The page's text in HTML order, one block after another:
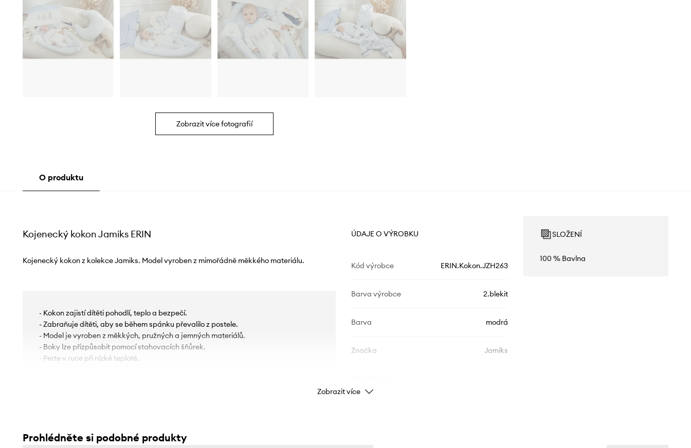
Zobrazit více fotografií
O produktu
Kojenecký kokon Jamiks ERIN
Kojenecký kokon z kolekce Jamiks. Model vyroben z mimořádně měkkého materiálu.
- Kokon zajistí dítěti pohodlí, teplo a bezpečí.
- Zabraňuje dítěti, aby se během spánku převalilo z postele.
- Model je vyroben z měkkých, pružných a jemných materiálů.
- Boky lze přizpůsobit pomocí stahovacích šňůrek.
- Perte v ruce při nízké teplotě.
ÚDAJE O VÝROBKU
Kód výrobce ERIN.Kokon.JZH263
Barva výrobce 2.blekit
Barva modrá
Značka Jamiks
SLOŽENÍ
100 % Bavlna
Zobrazit více
Prohlédněte si podobné produkty